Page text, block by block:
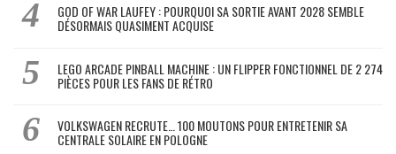
GOD OF WAR LAUFEY : POURQUOI SA SORTIE AVANT 2028 SEMBLE
DÉSORMAIS QUASIMENT ACQUISE
LEGO ARCADE PINBALL MACHINE : UN FLIPPER FONCTIONNEL DE 2 274
PIÈCES POUR LES FANS DE RÉTRO
VOLKSWAGEN RECRUTE… 100 MOUTONS POUR ENTRETENIR SA
CENTRALE SOLAIRE EN POLOGNE